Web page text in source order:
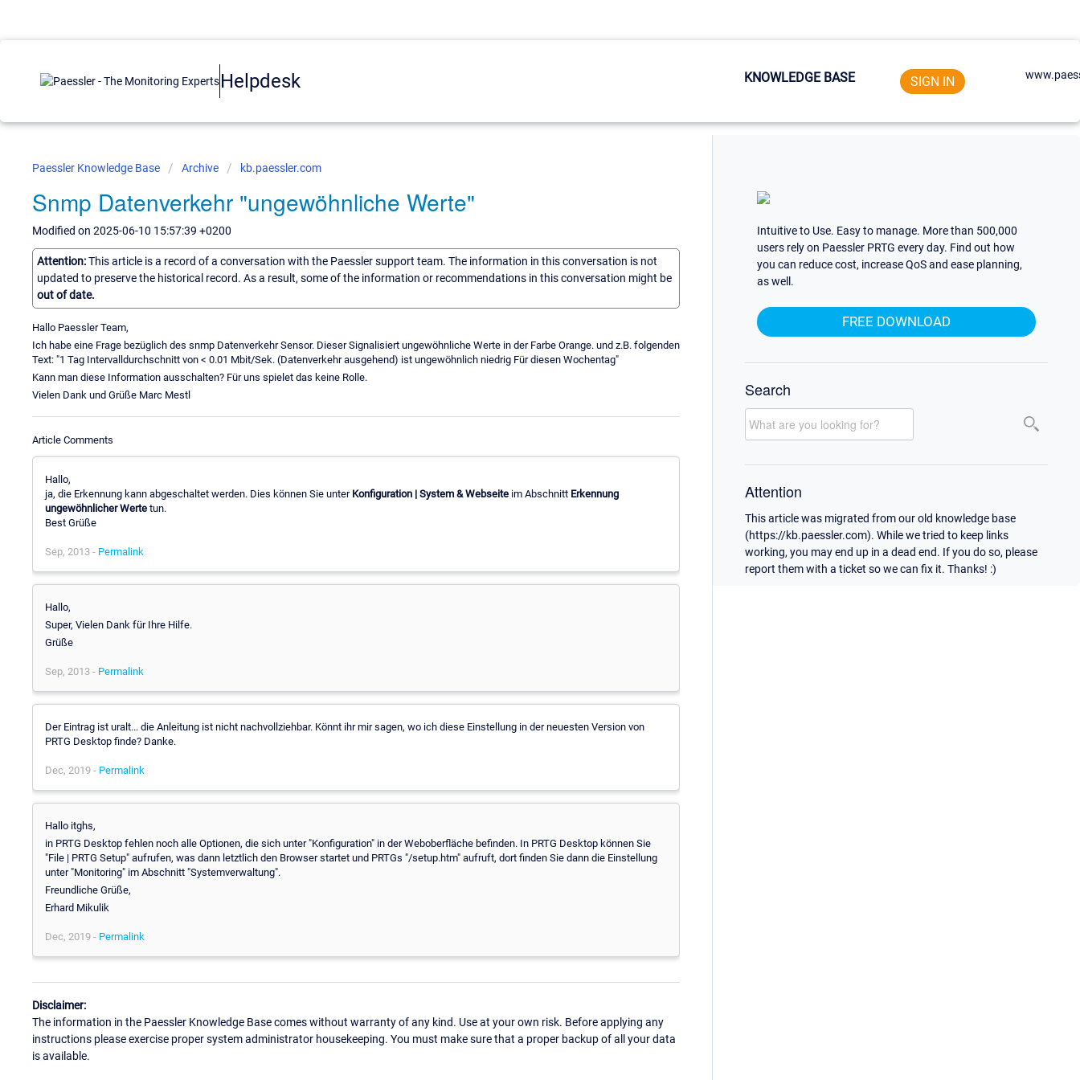
Helpdesk KNOWLEDGE BASE SIGN IN
Paessler Knowledge Base Archive kb.paessler.com
Snmp Datenverkehr "ungewöhnliche Werte"
Modified on 2025-06-10 15:57:39 +0200
Attention:This article is a record of a conversation with the Paessler support team. The information in this conversation is not
updated to preserve the historical record. As a result, some of the information or recommendations in this conversation might be
out of date.
Hallo Paessler Team,
Ich habe eine Frage bezüglich des snmp Datenverkehr Sensor. Dieser Signalisiert ungewöhnliche Werte in der Farbe Orange. und z.B. folgenden
Text: "1 Tag Intervalldurchschnitt von < 0.01 Mbit/Sek. (Datenverkehr ausgehend) ist ungewöhnlich niedrig Für diesen Wochentag"
Kann man diese Information ausschalten? Für uns spielet das keine Rolle.
Vielen Dank und Grüße Marc Mestl
Article Comments
Hallo,
ja, die Erkennung kann abgeschaltet werden. Dies können Sie unter Konfiguration | System & Webseite im Abschnitt Erkennung
ungewöhnlicher Werte tun.
Best Grüße
Sep, 2013 - Permalink
Hallo,
Super, Vielen Dank für Ihre Hilfe.
Grüße
Sep, 2013 - Permalink
Der Eintrag ist uralt... die Anleitung ist nicht nachvollziehbar. Könnt ihr mir sagen, wo ich diese Einstellung in der neuesten Version von
PRTG Desktop finde? Danke.
Dec, 2019 - Permalink
Hallo itghs,
in PRTG Desktop fehlen noch alle Optionen, die sich unter "Konfiguration" in der Weboberfläche befinden. In PRTG Desktop können Sie
"File | PRTG Setup" aufrufen, was dann letztlich den Browser startet und PRTGs "/setup.htm" aufruft, dort finden Sie dann die Einstellung
unter "Monitoring" im Abschnitt "Systemverwaltung".
Freundliche Grüße,
Erhard Mikulik
Dec, 2019 - Permalink
Disclaimer:
The information in the Paessler Knowledge Base comes without warranty of any kind. Use at your own risk. Before applying any
instructions please exercise proper system administrator housekeeping. You must make sure that a proper backup of all your data
is available.
Intuitive to Use. Easy to manage. More than 500,000
users rely on Paessler PRTG every day. Find out how
you can reduce cost, increase QoS and ease planning,
as well.
FREE DOWNLOAD
Search
Attention
This article was migrated from our old knowledge base
(https://kb.paessler.com). While we tried to keep links
working, you may end up in a dead end. If you do so, please
report them with a ticket so we can fix it. Thanks! :)